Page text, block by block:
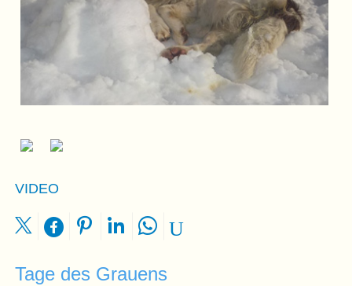
VIDEO
Tage des Grauens